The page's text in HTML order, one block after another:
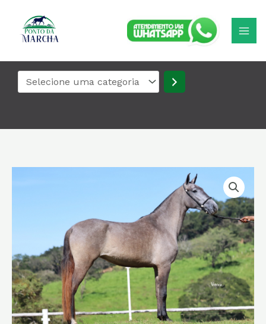
uma
categoria